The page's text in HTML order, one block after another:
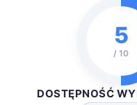
5
/ 10
DOSTĘPNOŚĆ